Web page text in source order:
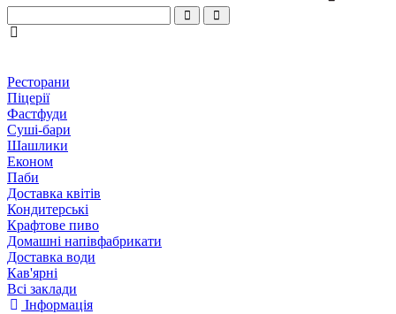
Ресторани
Піцерії
Фастфуди
Суші-бари
Шашлики
Економ
Паби
Доставка квітів
Кондитерські
Крафтове пиво
Домашні напівфабрикати
Доставка води
Кав'ярні
Всі заклади
Інформація